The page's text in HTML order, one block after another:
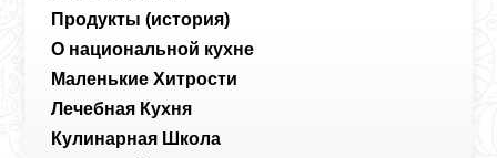
Продукты (история)
О национальной кухне
Маленькие Хитрости
Лечебная Кухня
Кулинарная Школа